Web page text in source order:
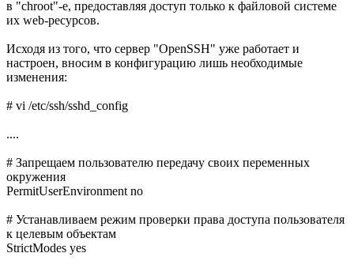
в "chroot"-е, предоставляя доступ только к файловой системе
их web-ресурсов.
Исходя из того, что сервер "OpenSSH" уже работает и
настроен, вносим в конфигурацию лишь необходимые
изменения:
# vi /etc/ssh/sshd_config
....
# Запрещаем пользователю передачу своих переменных
окружения
PermitUserEnvironment no
# Устанавливаем режим проверки права доступа пользователя
к целевым объектам
StrictModes yes